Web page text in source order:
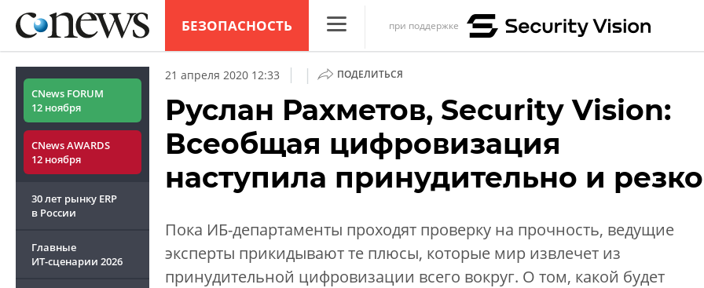
БЕЗОПАСНОСТЬ
Конференции
Маркет
Техника
при поддержке
CNews FORUM
12 ноября
CNews AWARDS
12 ноября
30 лет рынку ERP
в России
Главные
ИТ-сценарии 2026
21 апреля 2020 12:33 | | ПОДЕЛИТЬСЯ
Руслан Рахметов, Security Vision:
Всеобщая цифровизация
наступила принудительно и резко
Пока ИБ-департаменты проходят проверку на прочность, ведущие
эксперты прикидывают те плюсы, которые мир извлечет из
принудительной цифровизации всего вокруг. О том, какой будет